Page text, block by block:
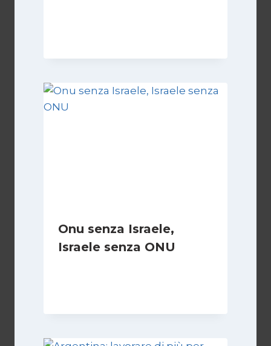
Onu senza Israele,
Israele senza ONU